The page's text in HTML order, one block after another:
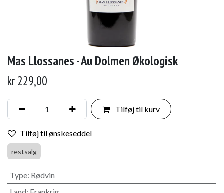
Mas Llossanes - Au Dolmen Økologisk
kr229,00
Tilføj til kurv
Tilføj til ønskeseddel
restsalg
Type: Rødvin